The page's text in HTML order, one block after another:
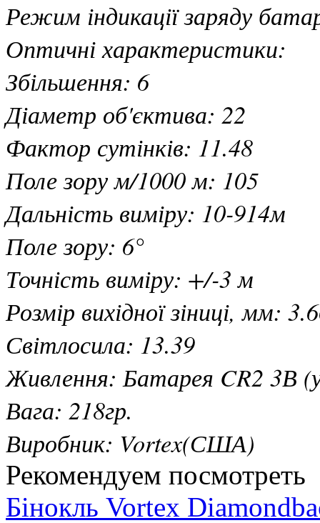
Режим індикації заряду
Оптичні характеристики:
Збільшення: 6
Діаметр об'єктива: 22
Фактор сутінків: 11.48
Поле зору м/1000 м: 105
Дальність виміру: 10-914м
Поле зору: 6°
Точність виміру: +/-3 м
Розмір вихідної зіниці, мм:
Світлосила: 13.39
Живлення: Батарея CR2 3В
Вага: 218гр.
Виробник: Vortex(США)
Рекомендуем посмотреть
Бінокль Vortex